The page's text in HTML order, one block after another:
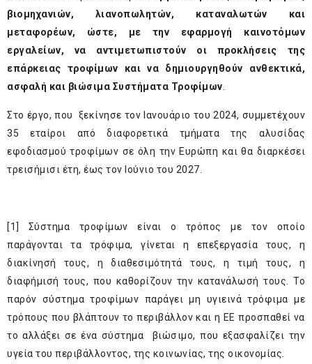
βιομηχανιών, λιανοπωλητών, καταναλωτών και
μεταφορέων, ώστε, με την εφαρμογή καινοτόμων
εργαλείων, να αντιμετωπιστούν οι προκλήσεις της
επάρκειας τροφίμων και να δημιουργηθούν ανθεκτικά,
ασφαλή και βιώσιμα Συστήματα Τροφίμων
Στο έργο, που ξεκίνησε τον Ιανουάριο του 2024, συμμετέχουν
35 εταίροι από διαφορετικά τμήματα της αλυσίδας
εφοδιασμού τροφίμων σε όλη την Ευρώπη και θα διαρκέσει
τρεισήμισι έτη, έως τον Ιούνιο του 2027.
[1]
Σύστημα τροφίμων είναι ο τρόπος με τον οποίο
παράγονται τα τρόφιμα, γίνεται η επεξεργασία τους, η
διακίνησή τους, η διαθεσιμότητά τους, η τιμή τους, η
διαφήμισή τους, που καθορίζουν την κατανάλωσή τους. Το
παρόν σύστημα τροφίμων παράγει μη υγιεινά τρόφιμα με
τρόπους που βλάπτουν το περιβάλλον και η ΕΕ προσπαθεί να
το αλλάξει σε ένα σύστημα βιώσιμο, που εξασφαλίζει την
υγεία του περιβάλλοντος, της κοινωνίας, της οικονομίας.